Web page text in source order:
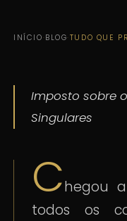
INÍCIO·BLOG·TUDO QUE
Imposto sobre
Singulares
Chegou
todos os